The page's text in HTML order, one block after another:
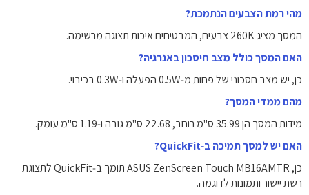
מהי רמת הצבעים הנתמכת?
המסך מציג ‎260K‎ צבעים, המבטיחים איכות תצוגה מרשימה.
האם המסך כולל מצב חיסכון באנרגיה?
כן, יש מצב חסכוני של פחות מ‑0.5W הפעלה ו‑0.3W בכיבוי.
מהם ממדי המסך?
מידות המסך הן ‎35.99‎ ס"מ רוחב, ‎22.68‎ ס"מ גובה ו‑‎1.19‎ ס"מ עומק.
האם יש למסך תמיכה ב‑QuickFit?
כן, ASUS ZenScreen Touch MB16AMTR תומך ב‑QuickFit לתצוגת
רשת יישור ותמונות לדוגמה.